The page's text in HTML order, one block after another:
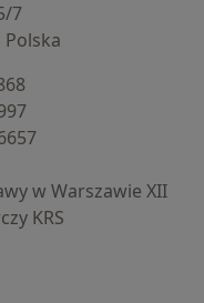
7
Polska
w Warszawie XII
KRS